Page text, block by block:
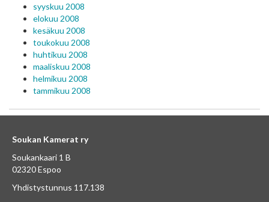
syyskuu 2008
elokuu 2008
kesäkuu 2008
toukokuu 2008
huhtikuu 2008
maaliskuu 2008
helmikuu 2008
tammikuu 2008
Soukan Kamerat ry
Soukankaari 1 B
02320 Espoo
Yhdistystunnus 117.138